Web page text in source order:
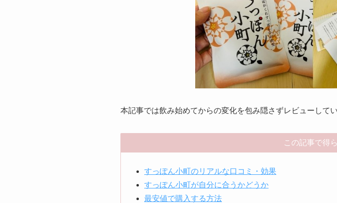
本記事では飲み始めてからの変化を包み隠さずレビューしてい
この記事で得
すっぽん小町のリアルな口コミ・効果
すっぽん小町が自分に合うかどうか
最安値で購入する方法